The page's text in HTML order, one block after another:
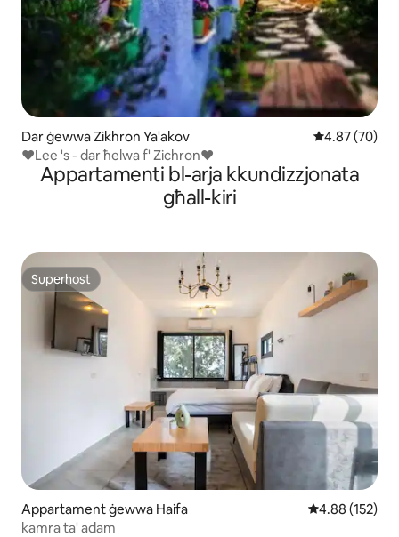
Dar ġewwa Zikhron Ya'akov Rating medju
4.87 (70)
❤Lee 's - dar ħelwa f' Zichron❤
Appartamenti bl-arja kkundizzjonata
għall-kiri
Superhost
Superhost
Appartament ġewwa Haifa Rating medju
4.88 (152)
kamra ta' adam